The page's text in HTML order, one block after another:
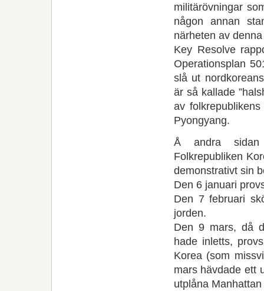
militärövningar
någon annan
närheten av
Key Resolve
Operationsplan
slå ut
är så kallade
av
Pyongyang.
Å andra sidan
Folkrepubliken
demonstrativt sin
Den 6 januari
Den 7 februari
jorden.
Den 9 mars, då
hade inletts,
Korea (som
mars hävdade ett
utplåna